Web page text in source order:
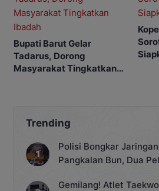
Bupati Barut Gelar
Tadarus, Dorong
Masyarakat Tingkatkan
Trending
Polisi Bongkar
Pangkalan Bun, Dua
Gemilang! Atlet